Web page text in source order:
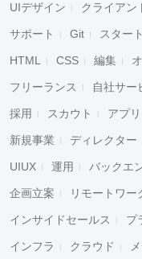
UIデザイン クライアン
サポート Git スター
HTML CSS 編集
フリーランス 自社サー
採用 スカウト アプリ
新規事業 ディレクター
UIUX 運用 バックエ
企画立案 リモートワー
インサイドセールス プ
インフラ クラウド